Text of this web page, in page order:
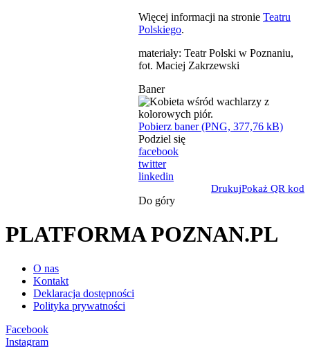
Więcej informacji na stronie Teatru
Polskiego.
materiały: Teatr Polski w Poznaniu,
fot. Maciej Zakrzewski
Baner
Pobierz baner (PNG, 377,76 kB)
Podziel się
facebook
twitter
linkedin
DrukujPokaż QR kod
Do góry
PLATFORMA POZNAN.PL
O nas
Kontakt
Deklaracja dostępności
Polityka prywatności
Facebook
Instagram